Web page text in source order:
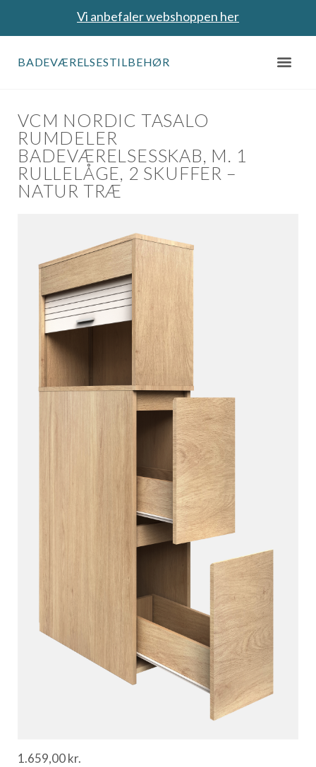
Vi anbefaler webshoppen her
BADEVÆRELSESTILBEHØR
VCM NORDIC TASALO
RUMDELER
BADEVÆRELSESSKAB, M. 1
RULLELÅGE, 2 SKUFFER –
NATUR TRÆ
1.659,00kr.